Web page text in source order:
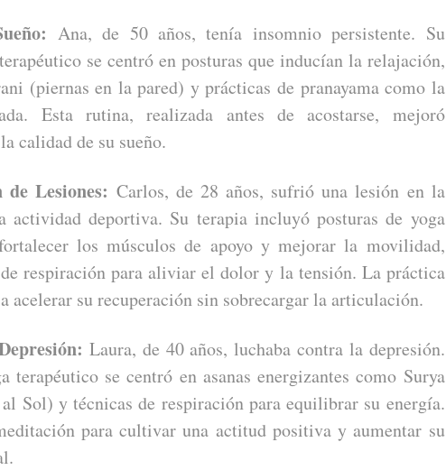
Ana, de 50 años, tenía insomnio persistente. Su
se centró en posturas que inducían la relajación,
(piernas en la pared) y prácticas de pranayama como la
Esta rutina, realizada antes de acostarse, mejoró
calidad de su sueño.
Lesiones: Carlos, de 28 años, sufrió una lesión en la
actividad deportiva. Su terapia incluyó posturas de yoga
los músculos de apoyo y mejorar la movilidad,
respiración para aliviar el dolor y la tensión. La práctica
acelerar su recuperación sin sobrecargar la articulación.
Laura, de 40 años, luchaba contra la depresión.
terapéutico se centró en asanas energizantes como Surya
Sol) y técnicas de respiración para equilibrar su energía.
para cultivar una actitud positiva y aumentar su